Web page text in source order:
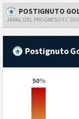
POSTIGNUTO
JARAL DEL PROGRESO FC
Postignuto
50%